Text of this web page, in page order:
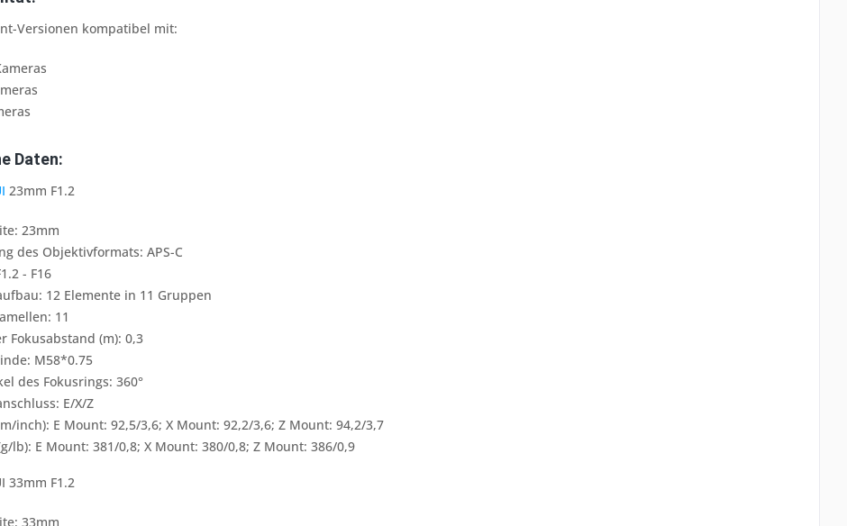
Versionen kompatibel mit:
Daten:
23mm F1.2
23mm
des Objektivformats: APS-C
- F16
12 Elemente in 11 Gruppen
11
Fokusabstand (m): 0,3
M58*0.75
des Fokusrings: 360°
E/X/Z
inch): E Mount: 92,5/3,6; X Mount: 92,2/3,6; Z Mount: 94,2/3,7
lb): E Mount: 381/0,8; X Mount: 380/0,8; Z Mount: 386/0,9
33mm F1.2
33mm